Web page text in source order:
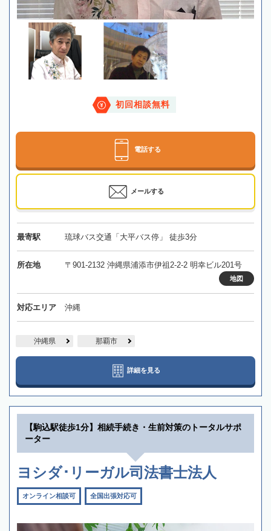
初回相談無料
電話する
メールする
最寄駅 琉球バス交通「大平バス停」 徒歩3分
所在地 〒901-2132 沖縄県浦添市伊祖2-2-2 明幸ビル201号
地図
対応エリア 沖縄
沖縄県 那覇市
詳細を見る
【駒込駅徒歩1分】相続手続き・生前対策のトータルサポ
ーター
ヨシダ･リーガル司法書士法人
オンライン相談可 全国出張対応可